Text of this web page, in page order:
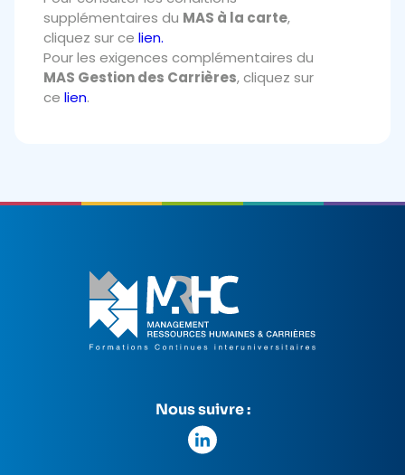
supplémentaires du MAS à la carte,
cliquez sur ce lien.
Pour les exigences complémentaires du
MAS Gestion des Carrières, cliquez sur
ce lien.
Nous suivre :